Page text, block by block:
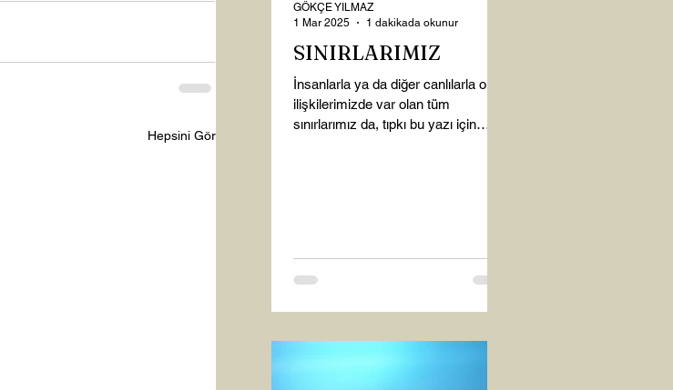
Hepsini Gör
SINIRLARIMIZ
İnsanlarla ya da diğer canlılarla olan
ilişkilerimizde var olan tüm
sınırlarımız da, tıpkı bu yazı için
GÖKÇE YILMAZ
1 Mar 2025
1 dakikada okunur